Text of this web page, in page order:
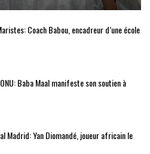
Coach Babou, encadreur d’une école
Baba Maal manifeste son soutien à
Madrid: Yan Diomandé, joueur africain le